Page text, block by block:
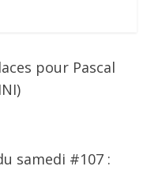
pour Pascal
samedi #107 :